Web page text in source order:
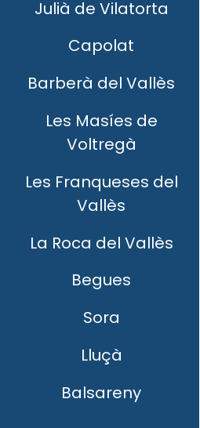
Julià de Vilatorta
Capolat
Barberà del Vallès
Les Masíes de
Voltregà
Les Franqueses del
Vallès
La Roca del Vallès
Begues
Sora
Lluçà
Balsareny